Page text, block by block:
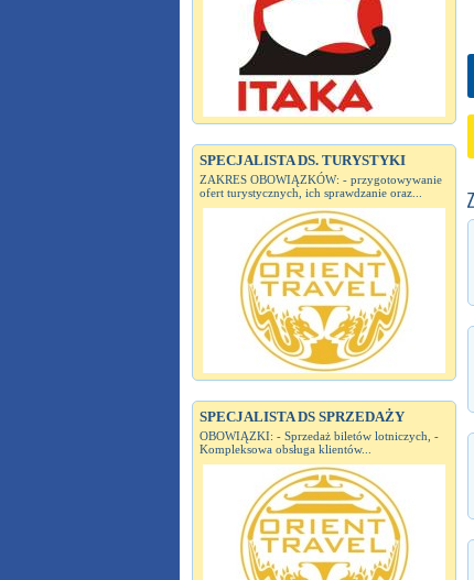
SPECJALISTA DS. TURYSTYKI
ZAKRES OBOWIĄZKÓW: - przygotowywanie
ofert turystycznych, ich sprawdzanie oraz...
SPECJALISTA DS SPRZEDAŻY
OBOWIĄZKI: - Sprzedaż biletów lotniczych, -
Kompleksowa obsługa klientów...